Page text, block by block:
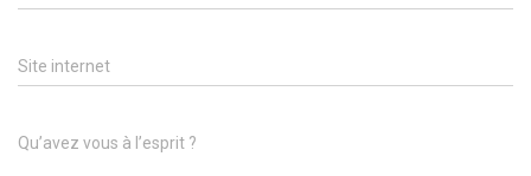
Site internet
Qu’avez vous à l’esprit ?